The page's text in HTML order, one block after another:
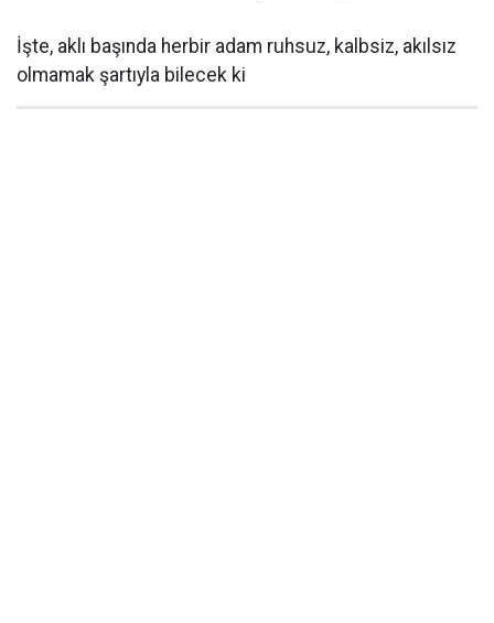
İşte, aklı başında herbir adam ruhsuz, kalbsiz, akılsız
olmamak şartıyla bilecek ki